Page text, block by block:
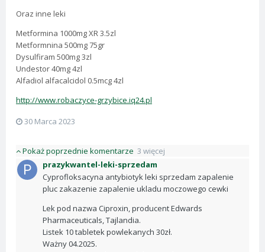
Oraz inne leki
Metformina 1000mg XR 3.5zl
Metformnina 500mg 75gr
Dysulfiram 500mg 3zl
Undestor 40mg 4zl
Alfadiol alfacalcidol 0.5mcg 4zl
http://www.robaczyce-grzybice.iq24.pl
30 Marca 2023
Pokaż poprzednie komentarze 3 więcej
prazykwantel-leki-sprzedam
Cyprofloksacyna antybiotyk leki sprzedam zapalenie
pluc zakazenie zapalenie ukladu moczowego cewki
Lek pod nazwa Ciproxin, producent Edwards
Pharmaceuticals, Tajlandia.
Listek 10 tabletek powlekanych 30zł.
Ważny 04.2025.